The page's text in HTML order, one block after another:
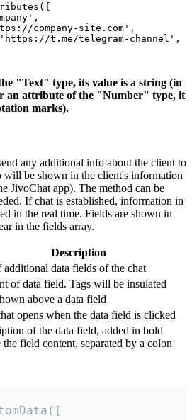
company-site.com',
t.me/telegram-channel',
"Text" type, its value is a string (in
an attribute of the "Number" type, it
marks).
any additional info about the client to
will be shown in the client's information
JivoChat app). The method can be
If chat is established, information in
in the real time. Fields are shown in
in the fields array.
Description
data fields of the chat
of data field. Tags will be insulated
above a data field
opens when the data field is clicked
of the data field, added in bold
the field content, separated by a colon